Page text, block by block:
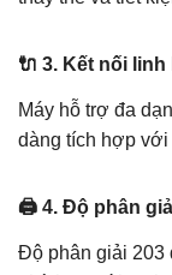
🔌 3. Kết nối linh
Máy hỗ trợ đa
dàng tích hợp với
🖨️ 4. Độ phân
Độ phân giải 203